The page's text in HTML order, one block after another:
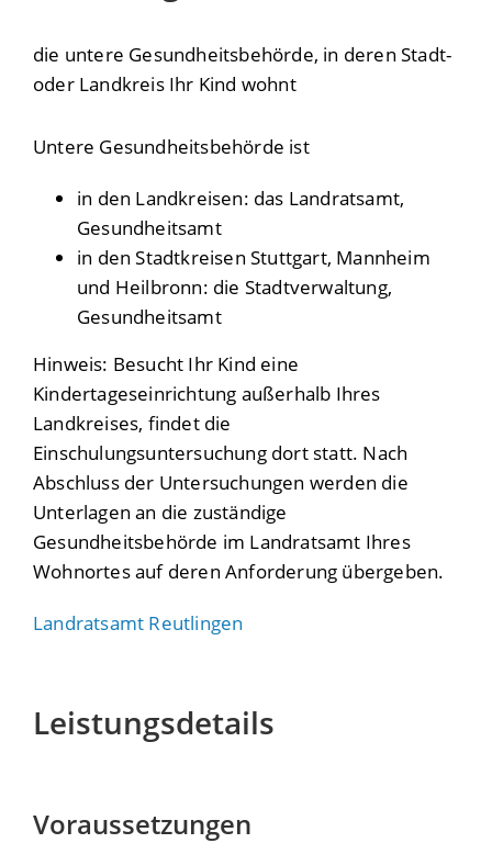
die untere Gesundheitsbehörde, in deren Stadt-
oder Landkreis Ihr Kind wohnt
Untere Gesundheitsbehörde ist
in den Landkreisen: das Landratsamt,
Gesundheitsamt
in den Stadtkreisen Stuttgart, Mannheim
und Heilbronn: die Stadtverwaltung,
Gesundheitsamt
Hinweis: Besucht Ihr Kind eine
Kindertageseinrichtung außerhalb Ihres
Landkreises, findet die
Einschulungsuntersuchung dort statt. Nach
Abschluss der Untersuchungen werden die
Unterlagen an die zuständige
Gesundheitsbehörde im Landratsamt Ihres
Wohnortes auf deren Anforderung übergeben.
Landratsamt Reutlingen
Leistungsdetails
Voraussetzungen